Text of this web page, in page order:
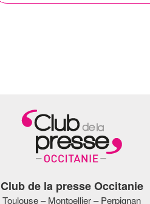
Club de la presse Occitanie
Toulouse – Montpellier – Perpignan